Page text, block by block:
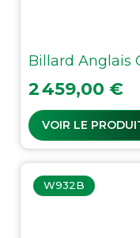
Billard Anglais
Prix
2 459,00 €
VOIR LE
W932B